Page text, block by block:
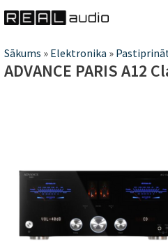
Jūs
atrodaties
Sākums » Elektronika »
ADVANCE PARIS A12